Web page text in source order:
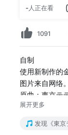
-人正在看
1091
自制
使用新制作的
图片来自网络。
原曲：東京テ
Music：Neru
utau：farter
MP3：http://
展开更多
发现《東京